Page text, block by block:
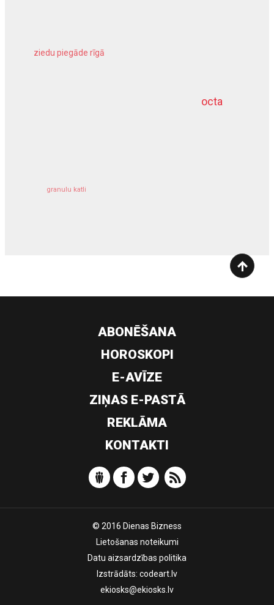
octa
ziedu piegāde rīgā
granulu katli
dziļurbums
ABONĒŠANA
HOROSKOPI
E-AVĪZE
ZIŅAS E-PASTĀ
REKLĀMA
KONTAKTI
© 2016 Dienas Bizness
Lietošanas noteikumi
Datu aizsardzības politika
Izstrādāts: codeart.lv
ekiosks@ekiosks.lv